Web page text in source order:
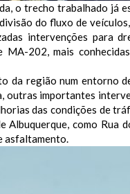
o trecho trabalhado já
do fluxo de
intervenções para
202, mais
da região num entorno
outras importantes
das condições de
Albuquerque, como Rua
asfaltamento.